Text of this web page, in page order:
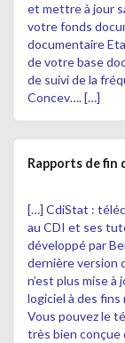
et mettre à jour
votre fonds
documentaire
de votre base
de suivi de la
Concev…. […]
Rapports de fin
[…] CdiStat :
au CDI et ses
développé par
dernière version
n’est plus mise
logiciel à des
Vous pouvez le
très bien conçue